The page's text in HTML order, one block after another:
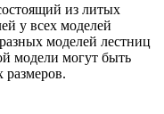
из литых
у всех моделей
моделей лестниц
модели могут быть
размеров.